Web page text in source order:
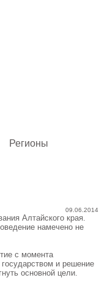
Регионы
09.06.2014
Алтайского края.
намечено не
с момента
и решение
основной цели.